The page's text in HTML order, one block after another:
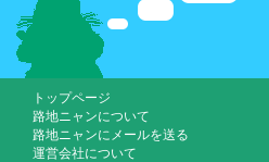
トップページ
路地ニャンについて
路地ニャンにメールを送る
運営会社について